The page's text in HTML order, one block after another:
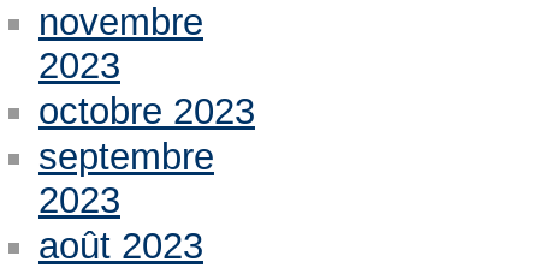
novembre
2023
octobre 2023
septembre
2023
août 2023